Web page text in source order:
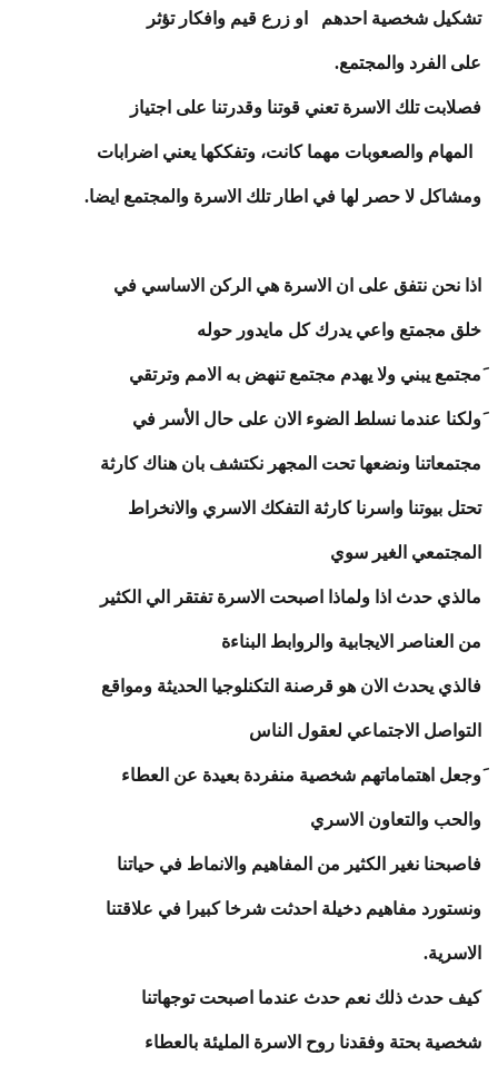
تشكيل شخصية احدهم او زرع قيم وافكار تؤثر
على الفرد والمجتمع.
فصلابت تلك الاسرة تعني قوتنا وقدرتنا على اجتياز
المهام والصعوبات مهما كانت، وتفككها يعني اضرابات
ومشاكل لا حصر لها في اطار تلك الاسرة والمجتمع ايضا.
اذا نحن نتفق على ان الاسرة هي الركن الاساسي في
خلق مجمتع واعي يدرك كل مايدور حوله
َمجتمع يبني ولا يهدم مجتمع تنهض به الامم وترتقي
َولكنا عندما نسلط الضوء الان على حال الأسر في
مجتمعاتنا ونضعها تحت المجهر نكتشف بان هناك كارثة
تحتل بيوتنا واسرنا كارثة التفكك الاسري والانخراط
المجتمعي الغير سوي
مالذي حدث اذا ولماذا اصبحت الاسرة تفتقر الي الكثير
من العناصر الايجابية والروابط البناءة
فالذي يحدث الان هو قرصنة التكنلوجيا الحديثة ومواقع
التواصل الاجتماعي لعقول الناس
َوجعل اهتماماتهم شخصية منفردة بعيدة عن العطاء
والحب والتعاون الاسري
فاصبحنا نغير الكثير من المفاهيم والانماط في حياتنا
ونستورد مفاهيم دخيلة احدثت شرخا كبيرا في علاقتنا
الاسرية.
كيف حدث ذلك نعم حدث عندما اصبحت توجهاتنا
شخصية بحتة وفقدنا روح الاسرة المليئة بالعطاء